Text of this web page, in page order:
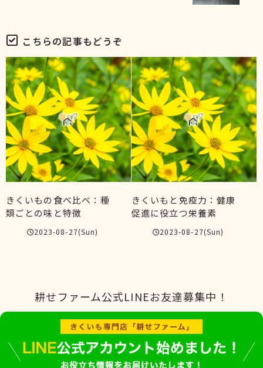
こちらの記事もどうぞ
きくいもの食べ比べ：種
類ごとの味と特徴
2023-08-27(Sun)
きくいもと免疫力：健康
促進に役立つ栄養素
2023-08-27(Sun)
耕せファーム公式LINEお友達募集中！